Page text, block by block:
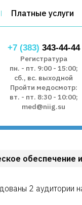
Платные услуги
+7 (383) 343-44-44
Регистратура
пн. - пт. 9:00 - 15:00;
сб., вс. выходной
Пройти медосмотр:
вт. - пт. 8:30 - 10:00;
med@niig.su
обеспечение
2